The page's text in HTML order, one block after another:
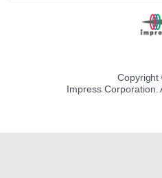
Copyright
Impress Corporation.